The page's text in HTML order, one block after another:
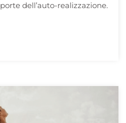
dell’auto-realizzazione.